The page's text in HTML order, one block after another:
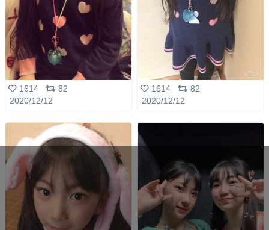
1614
82
2020/12/12
1614
82
2020/12/12